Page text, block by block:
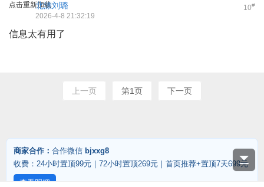
点击重新加载 10#
北漂刘璐
2026-4-8 21:32:19
信息太有用了
上一页 第1页 下一页
商家合作： 合作微信 bjxxg8
收费：24小时置顶99元｜72小时置顶269元｜首页推荐+置顶7天699元
查看明细